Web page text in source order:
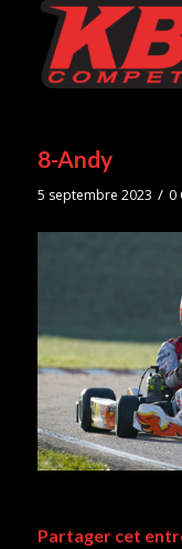
8-Andy
5 septembre 2023 / 0
Partager cet